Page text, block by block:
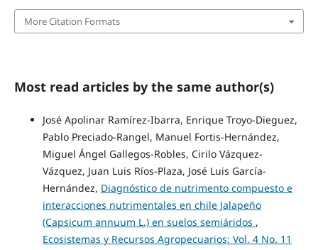
More Citation Formats
Most read articles by the same author(s)
José Apolinar Ramírez-Ibarra, Enrique Troyo-Dieguez,
Pablo Preciado-Rangel, Manuel Fortis-Hernández,
Miguel Ángel Gallegos-Robles, Cirilo Vázquez-
Vázquez, Juan Luis Ríos-Plaza, José Luis García-
Hernández, Diagnóstico de nutrimento compuesto e
interacciones nutrimentales en chile Jalapeño
(Capsicum annuum L.) en suelos semiáridos ,
Ecosistemas y Recursos Agropecuarios: Vol. 4 No. 11